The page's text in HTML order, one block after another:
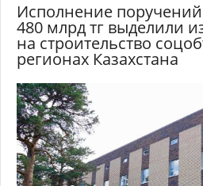
Исполнение
480 млрд тг выделили
на строительство
регионах Казахстана